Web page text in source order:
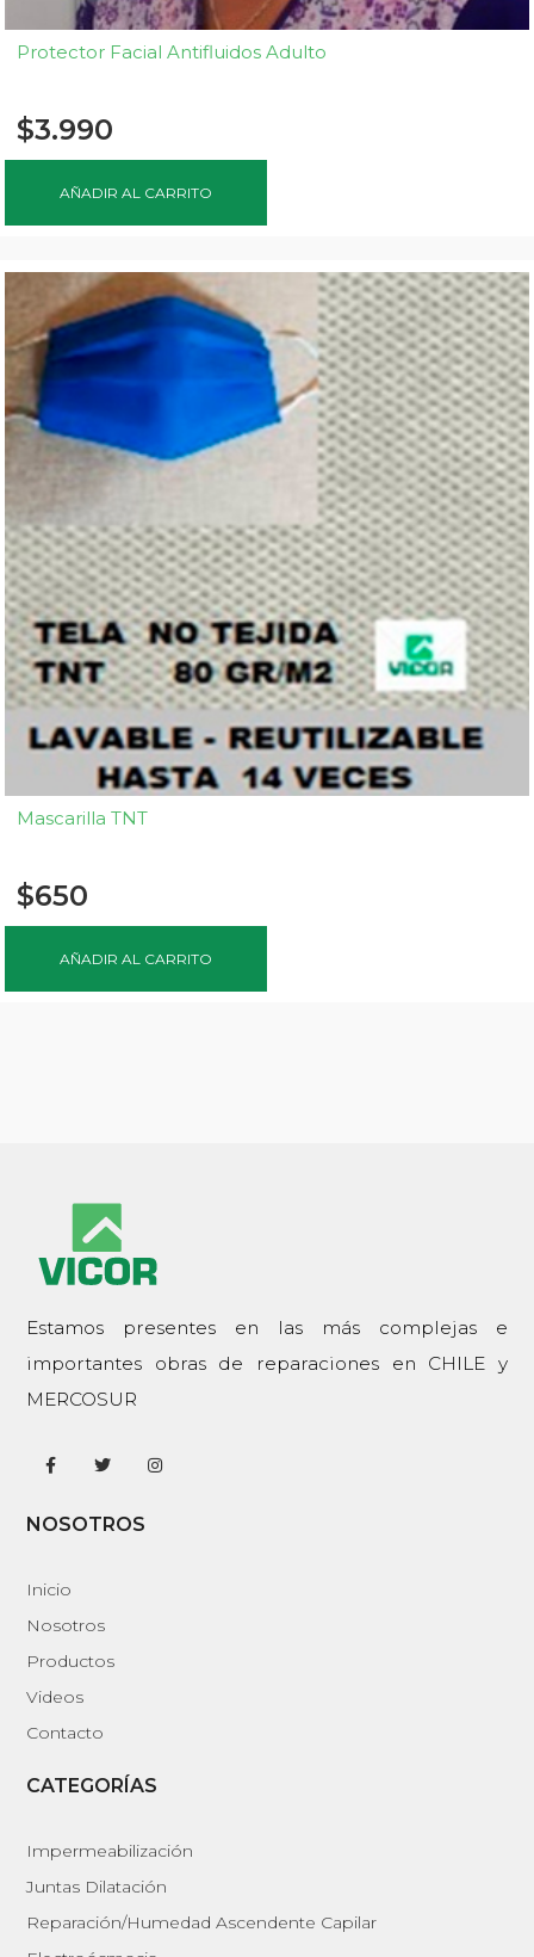
Protector Facial Antifluidos Adulto
$3.990
AÑADIR AL CARRITO
Mascarilla TNT
$650
AÑADIR AL CARRITO
Estamos presentes en las más complejas e
importantes obras de reparaciones en CHILE y
MERCOSUR
NOSOTROS
Inicio
Nosotros
Productos
Videos
Contacto
CATEGORÍAS
Impermeabilización
Juntas Dilatación
Reparación/Humedad Ascendente Capilar